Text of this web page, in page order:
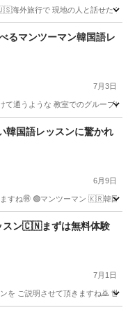
外旅行で 現地の人と話せたら
るマンツーマン韓国語レ
7月3日
て通うような 教室でのグルーブ
韓国語レッスンに驚かれ
6月9日
すね🉐 🟢マンツーマン 🇰🇷韓国
スン🇨🇳まずは無料体験
7月1日
を ご説明させて頂きますね🙇 世